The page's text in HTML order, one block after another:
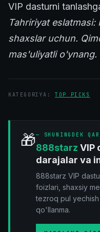
VIP dasturni
Tahririyat
shaxslar uchun.
mas'uliyatli o'ynang.
KATEGORIYA :TOP PICKS
🎁— SHUNINGDEK
888starz VIP
darajalar va
888starz VIP
foizlari, shaxsiy
tezroq pul
qo'llanma.